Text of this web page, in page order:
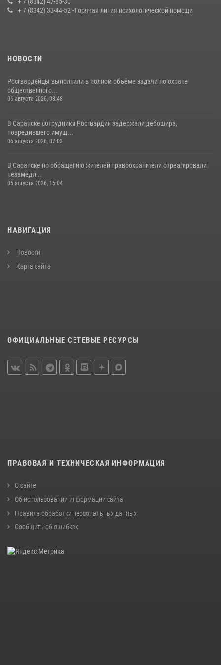
23 июля 2026, 11:54 4
+ 7 (8342) 33-44-52 - Горячая линия психологической помощи
НОВОСТИ
Росгвардейцы выполнили в полном объёме задачи по охране
общественного...
06 августа 2026, 08:48
В Саранске сотрудники Росгвардии задержали дебошира,
повредившего имущ...
06 августа 2026, 07:03
В Саранске по обращению жителей правоохранители отреагировали
незамедл...
05 августа 2026, 15:04
НАВИГАЦИЯ
Новости
Карта сайта
ОФИЦИАЛЬНЫЕ СЕТЕВЫЕ РЕСУРСЫ
ПРАВОВАЯ И ТЕХНИЧЕСКАЯ ИНФОРМАЦИЯ
О сайте
Об использовании информации сайта
Правила обработки персональных данных
Сообщить об ошибках